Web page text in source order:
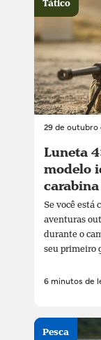
29 de outubro
Luneta
modelo
carabina
Se você está
aventuras
durante o
seu primeiro
6 minutos de
Tático
Pesca